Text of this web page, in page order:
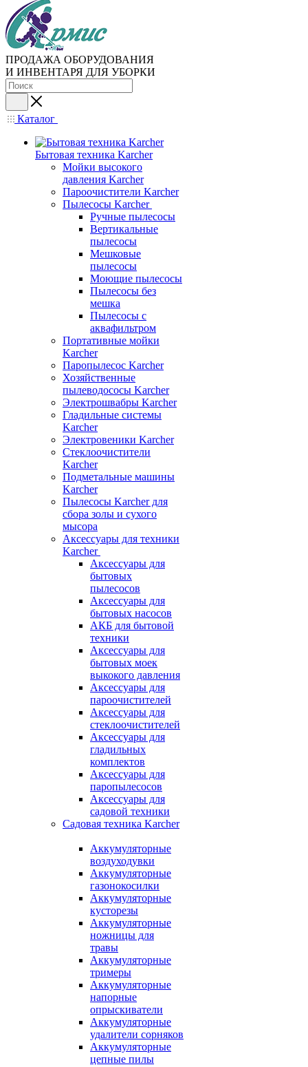
ПРОДАЖА ОБОРУДОВАНИЯ
И ИНВЕНТАРЯ ДЛЯ УБОРКИ
Каталог
Бытовая техника Karcher
Мойки высокого
давления Karcher
Пароочистители Karcher
Пылесосы Karcher
Ручные пылесосы
Вертикальные
пылесосы
Мешковые
пылесосы
Моющие пылесосы
Пылесосы без
мешка
Пылесосы с
аквафильтром
Портативные мойки
Karcher
Паропылесос Karcher
Хозяйственные
пылеводососы Karcher
Электрошвабры Karcher
Гладильные системы
Karcher
Электровеники Karcher
Стеклоочистители
Karcher
Подметальные машины
Karcher
Пылесосы Karcher для
сбора золы и сухого
мысора
Аксессуары для техники
Karcher
Аксессуары для
бытовых
пылесосов
Аксессуары для
бытовых насосов
АКБ для бытовой
техники
Аксессуары для
бытовых моек
выкокого давления
Аксессуары для
пароочистителей
Аксессуары для
стеклоочистителей
Аксессуары для
гладильных
комплектов
Аксессуары для
паропылесосов
Аксессуары для
садовой техники
Садовая техника Karcher
Аккумуляторные
воздуходувки
Аккумуляторные
газонокосилки
Аккумуляторные
кусторезы
Аккумуляторные
ножницы для
травы
Аккумуляторные
тримеры
Аккумуляторные
напорные
опрыскиватели
Аккумуляторные
удалители сорняков
Аккумуляторные
цепные пилы